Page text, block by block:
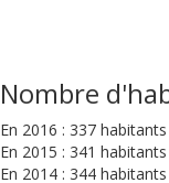
Nombre
En 2016 : 337 habitants
En 2015 : 341 habitants
En 2014 : 344 habitants